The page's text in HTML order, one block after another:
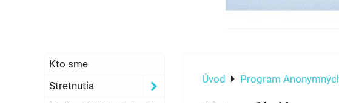
Úvod Program
Kto sme
Stretnutia